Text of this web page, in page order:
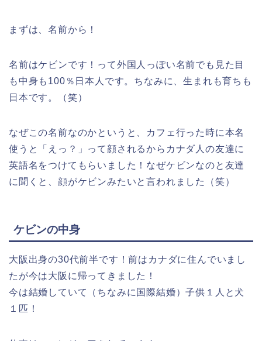
まずは、名前から！
名前はケビンです！って外国人っぽい名前でも見た目
も中身も100％日本人です。ちなみに、生まれも育ちも
日本です。（笑）
なぜこの名前なのかというと、カフェ行った時に本名
使うと「えっ？」って顔されるからカナダ人の友達に
英語名をつけてもらいました！なぜケビンなのと友達
に聞くと、顔がケビンみたいと言われました（笑）
ケビンの中身
大阪出身の30代前半です！前はカナダに住んでいまし
たが今は大阪に帰ってきました！
今は結婚していて（ちなみに国際結婚）子供１人と犬
１匹！